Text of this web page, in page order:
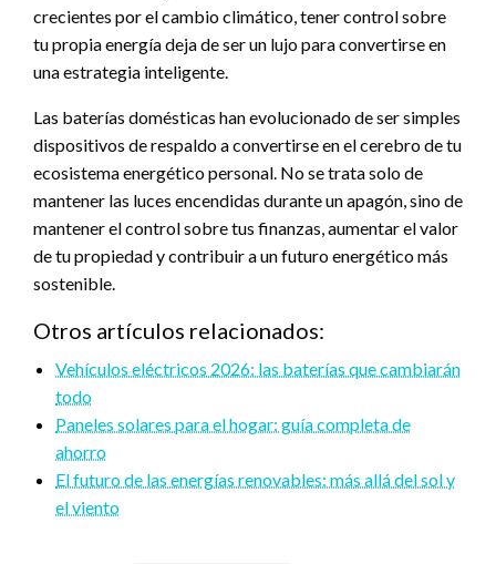
crecientes por el cambio climático, tener control sobre
tu propia energía deja de ser un lujo para convertirse en
una estrategia inteligente.
Las baterías domésticas han evolucionado de ser simples
dispositivos de respaldo a convertirse en el cerebro de tu
ecosistema energético personal. No se trata solo de
mantener las luces encendidas durante un apagón, sino de
mantener el control sobre tus finanzas, aumentar el valor
de tu propiedad y contribuir a un futuro energético más
sostenible.
Otros artículos relacionados:
Vehículos eléctricos 2026: las baterías que cambiarán
todo
Paneles solares para el hogar: guía completa de
ahorro
El futuro de las energías renovables: más allá del sol y
el viento